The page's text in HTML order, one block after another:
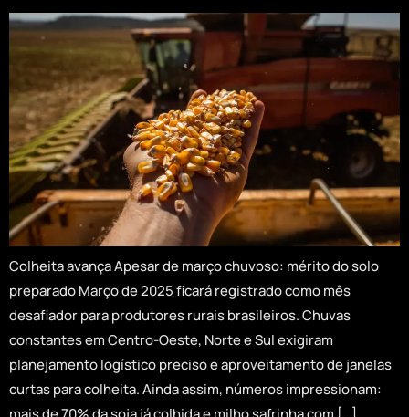
Colheita avança Apesar de março chuvoso: mérito do solo
preparado Março de 2025 ficará registrado como mês
desafiador para produtores rurais brasileiros. Chuvas
constantes em Centro-Oeste, Norte e Sul exigiram
planejamento logístico preciso e aproveitamento de janelas
curtas para colheita. Ainda assim, números impressionam: